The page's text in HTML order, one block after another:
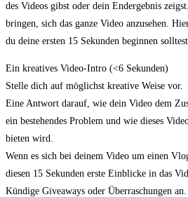
des Videos gibst oder dein Endergebnis
bringen, sich das ganze Video anzusehen.
du deine ersten 15 Sekunden beginnen
Ein kreatives Video-Intro (<6 Sekunden)
Stelle dich auf möglichst kreative Weise vor.
Eine Antwort darauf, wie dein Video dem
ein bestehendes Problem und wie dieses
bieten wird.
Wenn es sich bei deinem Video um einen
diesen 15 Sekunden erste Einblicke in das
Kündige Giveaways oder Überraschungen an.